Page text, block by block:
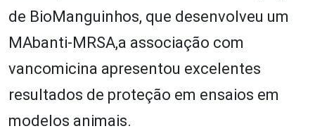
de BioManguinhos, que desenvolveu um
MAbanti-MRSA,a associação com
vancomicina apresentou excelentes
resultados de proteção em ensaios em
modelos animais.